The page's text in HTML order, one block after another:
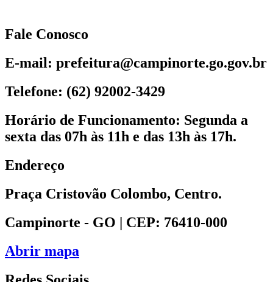
Fale Conosco
E-mail: prefeitura@campinorte.go.gov.br
Telefone: (62) 92002-3429
Horário de Funcionamento: Segunda a
sexta das 07h às 11h e das 13h às 17h.
Endereço
Praça Cristovão Colombo, Centro.
Campinorte - GO | CEP: 76410-000
Abrir mapa